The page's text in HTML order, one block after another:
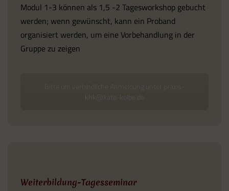
Modul 1-3 können als 1,5 -2 Tagesworkshop gebucht
werden; wenn gewünscht, kann ein Proband
organisiert werden, um eine Vorbehandlung in der
Gruppe zu zeigen
khk@kate-kolbe.de
Weiterbildung-Tagesseminar